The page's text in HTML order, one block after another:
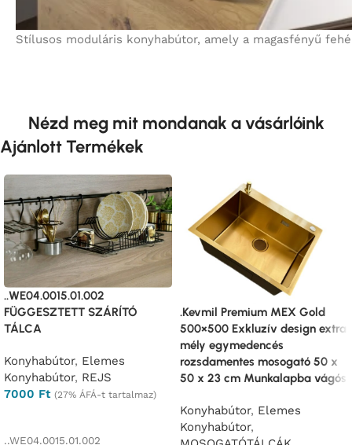
Stílusos moduláris konyhabútor, amely a magasfényű
Nézd meg mit mondanak a vásárlóink
Ajánlott Termékek
..WE04.0015.01.002
FÜGGESZTETT SZÁRÍTÓ
TÁLCA
Konyhabútor, Elemes
Konyhabútor, REJS
7000 Ft (27% ÁFÁ-t tartalmaz)
..WE04.0015.01.002
.Kevmil Premium MEX Gold
500×500 Exkluzív design extra
mély egymedencés
rozsdamentes mosogató 50 x
50 x 23 cm Munkalapba vágós
Konyhabútor, Elemes
Konyhabútor,